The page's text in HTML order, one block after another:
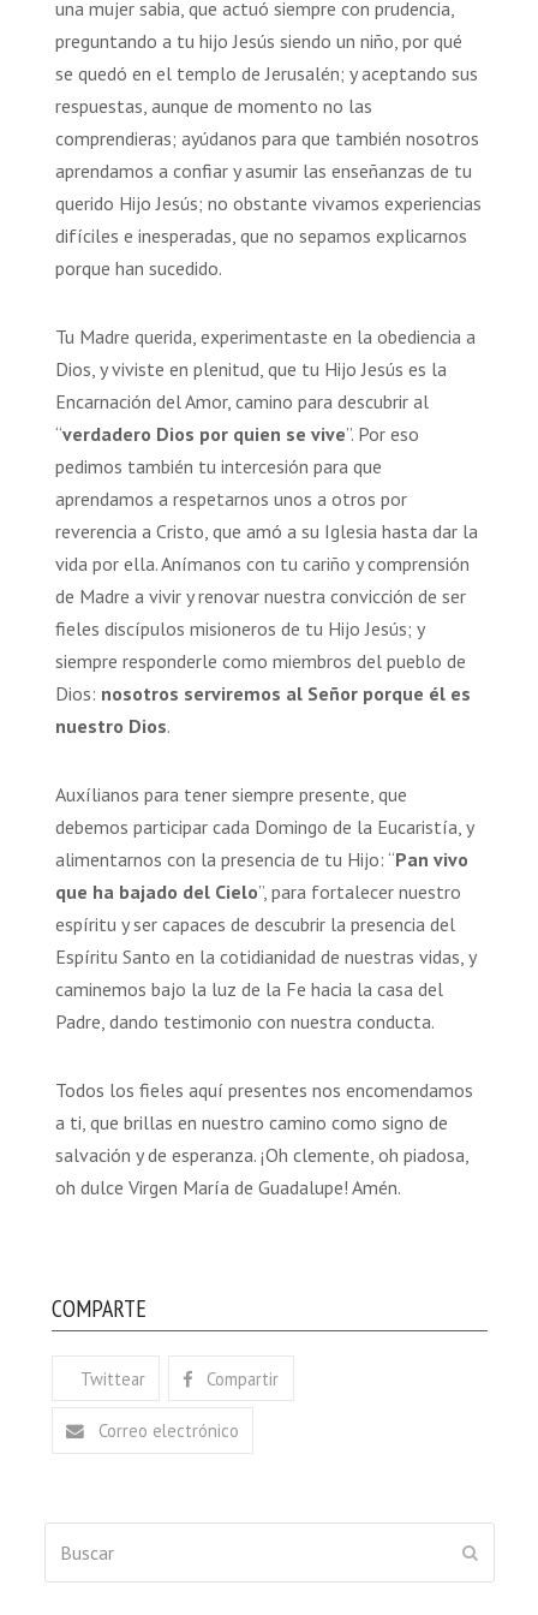
una mujer sabia, que actuó siempre con prudencia,
preguntando a tu hijo Jesús siendo un niño, por qué
se quedó en el templo de Jerusalén; y aceptando sus
respuestas, aunque de momento no las
comprendieras; ayúdanos para que también nosotros
aprendamos a confiar y asumir las enseñanzas de tu
querido Hijo Jesús; no obstante vivamos experiencias
difíciles e inesperadas, que no sepamos explicarnos
porque han sucedido.
Tu Madre querida, experimentaste en la obediencia a
Dios, y viviste en plenitud, que tu Hijo Jesús es la
Encarnación del Amor, camino para descubrir al
“verdadero Dios por quien se vive”. Por eso
pedimos también tu intercesión para que
aprendamos a respetarnos unos a otros por
reverencia a Cristo, que amó a su Iglesia hasta dar la
vida por ella. Anímanos con tu cariño y comprensión
de Madre a vivir y renovar nuestra convicción de ser
fieles discípulos misioneros de tu Hijo Jesús; y
siempre responderle como miembros del pueblo de
Dios: nosotros serviremos al Señor porque él es
nuestro Dios.
Auxílianos para tener siempre presente, que
debemos participar cada Domingo de la Eucaristía, y
alimentarnos con la presencia de tu Hijo: “Pan vivo
que ha bajado del Cielo”, para fortalecer nuestro
espíritu y ser capaces de descubrir la presencia del
Espíritu Santo en la cotidianidad de nuestras vidas, y
caminemos bajo la luz de la Fe hacia la casa del
Padre, dando testimonio con nuestra conducta.
Todos los fieles aquí presentes nos encomendamos
a ti, que brillas en nuestro camino como signo de
salvación y de esperanza. ¡Oh clemente, oh piadosa,
oh dulce Virgen María de Guadalupe! Amén.
COMPARTE
Twittear Compartir
Correo electrónico